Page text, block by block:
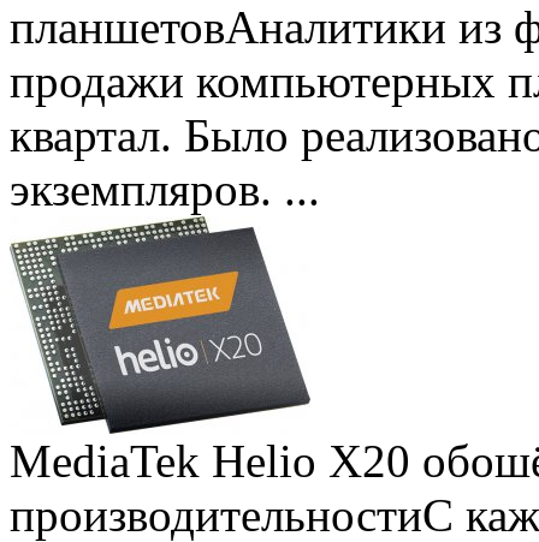
планшетовАналитики из
продажи компьютерных
квартал. Было
экземпляров. ...
MediaTek Helio X20
производительностиС